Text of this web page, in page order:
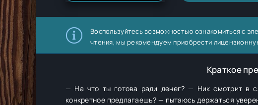
Воспользуйтесь возможностью ознакомиться с
чтения, мы рекомендуем приобрести
Краткое
— На что ты готова ради денег? — Ник смотрит в
конкретное предлагаешь? — пытаюсь держаться